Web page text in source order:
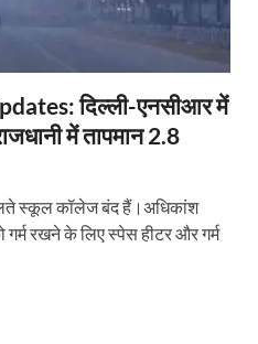
दिल्ली-एनसीआर में
में तापमान 2.8
स्कूल कॉलेज बंद हैं।अधिकांश
रखने के लिए स्पेस हीटर और गर्म